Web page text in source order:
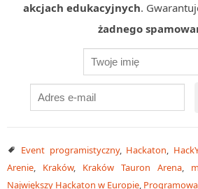
akcjach edukacyjnych.
żadnego
Event programistyczny, Hackaton,
Arenie, Kraków, Kraków Tauron Arena,
Największy Hackaton w Europie,